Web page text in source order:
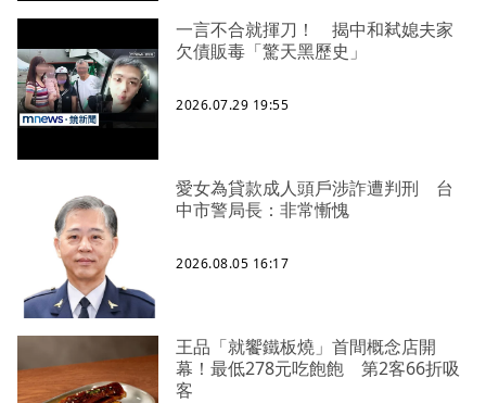
一言不合就揮刀！ 揭中和弒媳夫家
欠債販毒「驚天黑歷史」
2026.07.29 19:55
愛女為貸款成人頭戶涉詐遭判刑 台
中市警局長：非常慚愧
2026.08.05 16:17
王品「就饗鐵板燒」首間概念店開
幕！最低278元吃飽飽 第2客66折吸
客